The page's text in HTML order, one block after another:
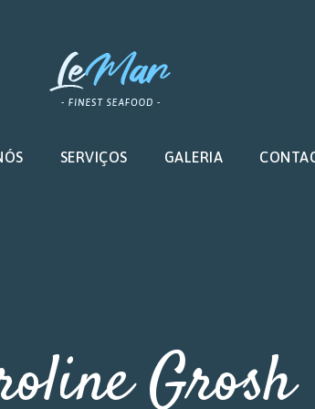
SERVIÇOS GALERIA
Grosh